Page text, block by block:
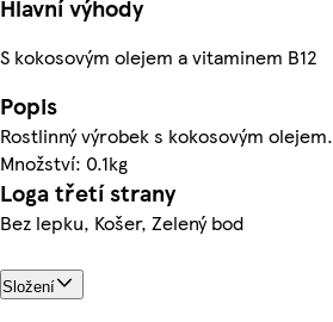
Hlavní výhody
S kokosovým olejem a vitaminem B12
Popis
Rostlinný výrobek s kokosovým olejem.
Množství: 0.1kg
Loga třetí strany
Bez lepku, Košer, Zelený bod
Složení